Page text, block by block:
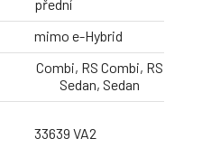
přední
mimo e-Hybrid
Combi, RS Combi, RS
Sedan, Sedan
33639 VA2